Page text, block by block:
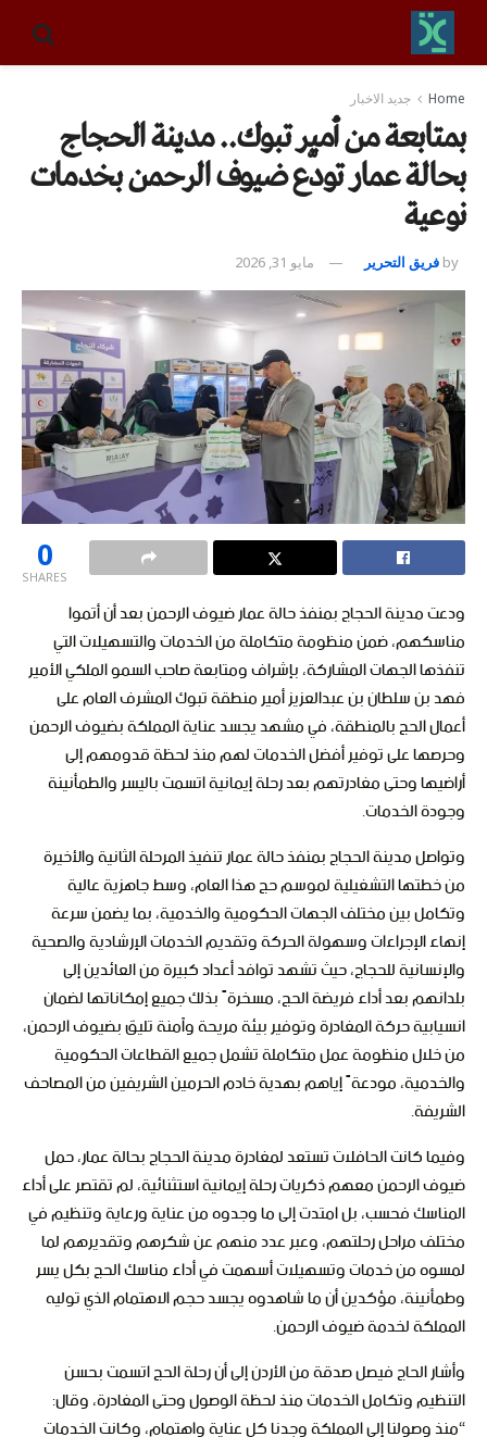
Home جديد الاخبار
بمتابعة من أمير تبوك.. مدينة الحجاج
بحالة عمار تودّع ضيوف الرحمن بخدمات
نوعية
by فريق التحرير مايو 31, 2026
0
SHARES
ودعت مدينة الحجاج بمنفذ حالة عمار ضيوف الرحمن بعد أن أتموا
مناسكهم، ضمن منظومة متكاملة من الخدمات والتسهيلات التي
تنفذها الجهات المشاركة، بإشراف ومتابعة صاحب السمو الملكي الأمير
فهد بن سلطان بن عبدالعزيز أمير منطقة تبوك المشرف العام على
أعمال الحج بالمنطقة، في مشهد يجسد عناية المملكة بضيوف الرحمن
وحرصها على توفير أفضل الخدمات لهم منذ لحظة قدومهم إلى
أراضيها وحتى مغادرتهم بعد رحلة إيمانية اتسمت باليسر والطمأنينة
وجودة الخدمات.
وتواصل مدينة الحجاج بمنفذ حالة عمار تنفيذ المرحلة الثانية والأخيرة
من خطتها التشغيلية لموسم حج هذا العام، وسط جاهزية عالية
وتكامل بين مختلف الجهات الحكومية والخدمية، بما يضمن سرعة
إنهاء الإجراءات وسهولة الحركة وتقديم الخدمات الإرشادية والصحية
والإنسانية للحجاج، حيث تشهد توافد أعداد كبيرة من العائدين إلى
بلدانهم بعد أداء فريضة الحج، مسخرةً بذلك جميع إمكاناتها لضمان
انسيابية حركة المغادرة وتوفير بيئة مريحة وآمنة تليق بضيوف الرحمن،
من خلال منظومة عمل متكاملة تشمل جميع القطاعات الحكومية
والخدمية، مودعةً إياهم بهدية خادم الحرمين الشريفين من المصاحف
الشريفة.
وفيما كانت الحافلات تستعد لمغادرة مدينة الحجاج بحالة عمار، حمل
ضيوف الرحمن معهم ذكريات رحلة إيمانية استثنائية، لم تقتصر على أداء
المناسك فحسب، بل امتدت إلى ما وجدوه من عناية ورعاية وتنظيم في
مختلف مراحل رحلتهم، وعبر عدد منهم عن شكرهم وتقديرهم لما
لمسوه من خدمات وتسهيلات أسهمت في أداء مناسك الحج بكل يسر
وطمأنينة، مؤكدين أن ما شاهدوه يجسد حجم الاهتمام الذي توليه
المملكة لخدمة ضيوف الرحمن.
وأشار الحاج فيصل صدقة من الأردن إلى أن رحلة الحج اتسمت بحسن
التنظيم وتكامل الخدمات منذ لحظة الوصول وحتى المغادرة، وقال:
“منذ وصولنا إلى المملكة وجدنا كل عناية واهتمام، وكانت الخدمات